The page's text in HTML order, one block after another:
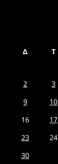
Δ Τ
2
3
9
10
16
17
23
24
30